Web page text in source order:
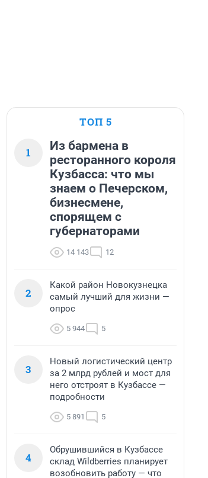
ТОП 5
1
Из бармена в
ресторанного короля
Кузбасса: что мы
знаем о Печерском,
бизнесмене,
спорящем с
губернаторами
14 143 12
2
Какой район Новокузнецка
самый лучший для жизни —
опрос
5 944 5
3
Новый логистический центр
за 2 млрд рублей и мост для
него отстроят в Кузбассе —
подробности
5 891 5
4
Обрушившийся в Кузбассе
склад Wildberries планирует
возобновить работу — что